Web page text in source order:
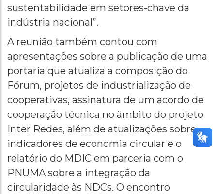
sustentabilidade em setores-chave da
indústria nacional”.
A reunião também contou com
apresentações sobre a publicação de uma
portaria que atualiza a composição do
Fórum, projetos de industrialização de
cooperativas, assinatura de um acordo de
cooperação técnica no âmbito do projeto
Inter Redes, além de atualizações sobre
indicadores de economia circular e o
relatório do MDIC em parceria com o
PNUMA sobre a integração da
circularidade às NDCs. O encontro